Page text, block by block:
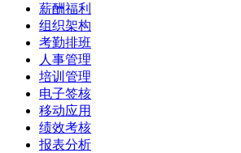
薪酬福利
组织架构
考勤排班
人事管理
培训管理
电子签核
移动应用
绩效考核
报表分析